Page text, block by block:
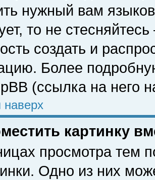
нужный вам
то не
создать и
Более
(ссылка на него
наверх
картинку
просмотра тем
Одно из них